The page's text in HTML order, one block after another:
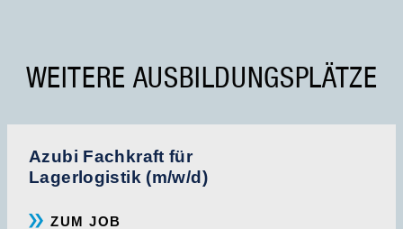
WEITERE AUSBILDUNGSPLÄTZE
Azubi Fachkraft für
Lagerlogistik (m/w/d)
ZUM JOB